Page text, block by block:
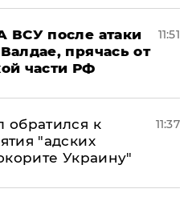
ВСУ после атаки
прячась от
части РФ
11:51
обратился к
"адских
Украину"
11:37